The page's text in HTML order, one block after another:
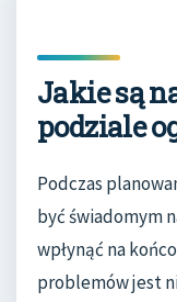
Jakie są
podziale
Podczas
być świadomym
wpłynąć na
problemów jest